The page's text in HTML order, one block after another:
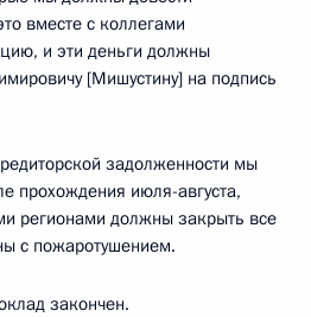
вместе с коллегами
и эти деньги должны
[Мишустину] на подпись
задолженности мы
прохождения июля-августа,
регионами должны закрыть все
с пожаротушением.
закончен.